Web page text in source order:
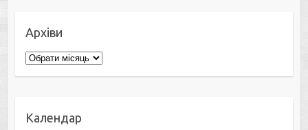
Архіви
Архіви
Календар